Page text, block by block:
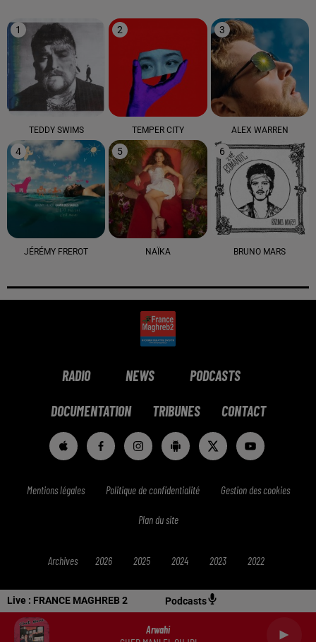
Live : FRANCE MAGHREB 2 Podcasts
Arwahi
1
TEDDY SWIMS
2
TEMPER CITY
3
ALEX WARREN
4
JÉRÉMY FREROT
5
NAÏKA
6
BRUNO MARS
RADIO NEWS PODCASTS
DOCUMENTATION TRIBUNES CONTACT
Mentions légales Politique de confidentialité Gestion des cookies
Plan du site
Archives 2026 2025 2024 2023 2022